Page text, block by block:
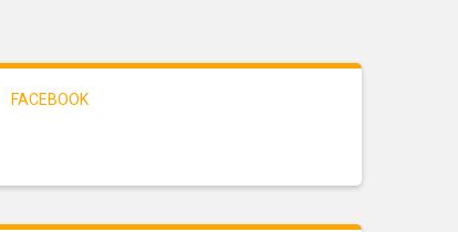
FACEBOOK